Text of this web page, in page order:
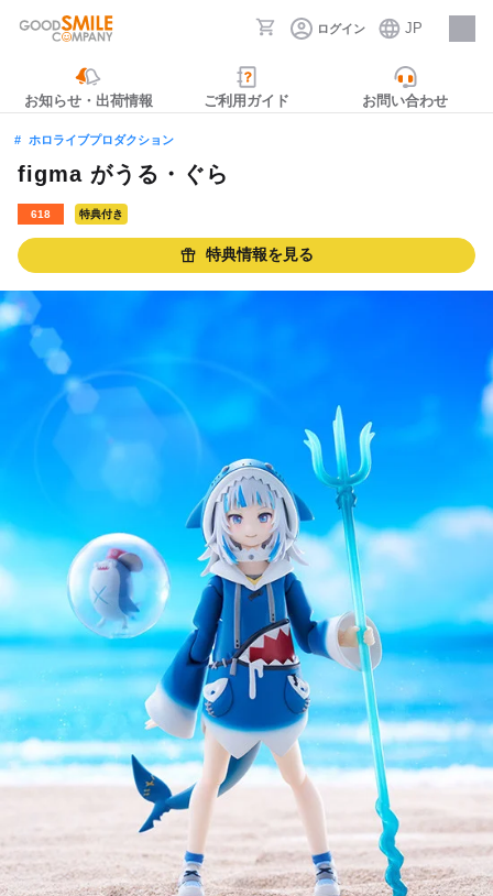
ログイン JP
採用情報
お知らせ・出荷情報 ご利用ガイド お問い合わせ
ホロライブプロダクション
figma がうる・ぐら
618 特典付き
特典情報を見る